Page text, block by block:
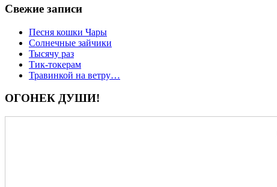
Свежие записи
Песня кошки Чары
Солнечные зайчики
Тысячу раз
Тик-токерам
Травинкой на ветру…
ОГОНЕК ДУШИ!